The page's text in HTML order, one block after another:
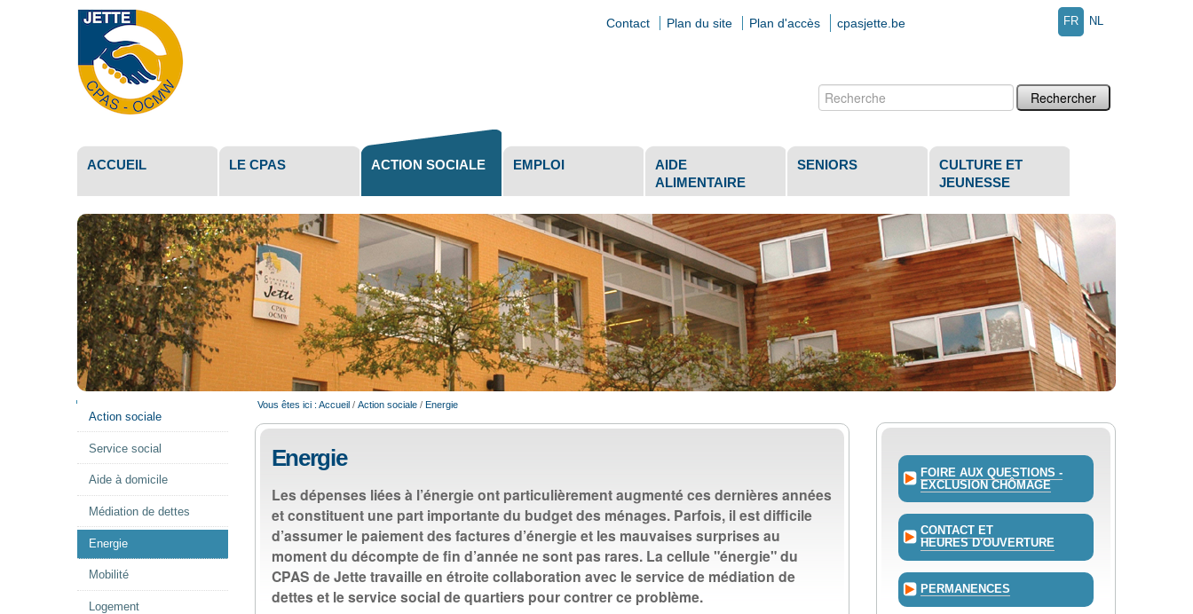
NL
FR
Contact Plan du site Plan d'accès cpasjette.be
Chercher par
ACCUEIL LE CPAS ACTION SOCIALE EMPLOI
AIDE
ALIMENTAIRE
SENIORS
CULTURE ET
JEUNESSE
NAVIGATION
Action sociale
Service social
Aide à domicile
Médiation de dettes
Energie
Mobilité
Logement
Vous êtes ici : Accueil / Action sociale / Energie
Energie
Les dépenses liées à l’énergie ont particulièrement augmenté ces dernières années
et constituent une part importante du budget des ménages. Parfois, il est difficile
d’assumer le paiement des factures d’énergie et les mauvaises surprises au
moment du décompte de fin d’année ne sont pas rares. La cellule "énergie" du
CPAS de Jette travaille en étroite collaboration avec le service de médiation de
dettes et le service social de quartiers pour contrer ce problème.
FOIRE AUX QUESTIONS -
EXCLUSION CHÔMAGE
CONTACT ET
HEURES D'OUVERTURE
PERMANENCES